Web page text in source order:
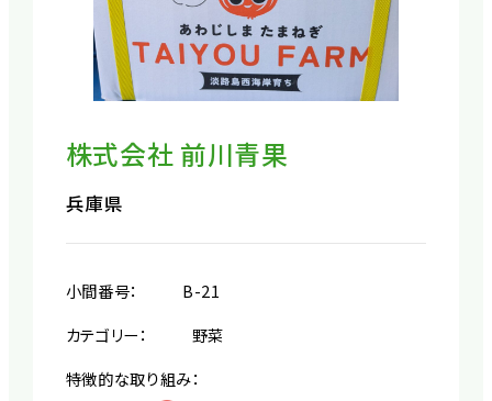
株式会社 前川青果
兵庫県
小間番号：
B-21
カテゴリー：
野菜
特徴的な取り組み：